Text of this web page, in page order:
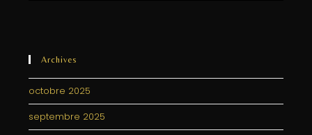
Archives
octobre 2025
septembre 2025